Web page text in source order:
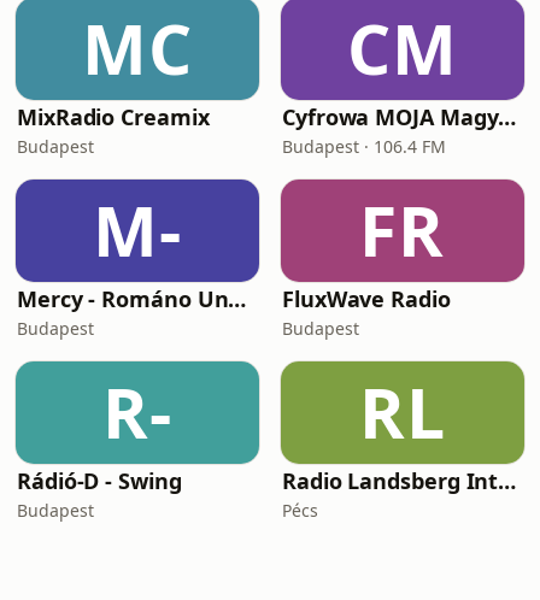
MC
MixRadio Creamix
Budapest
CM
Cyfrowa MOJA Magyarország
Budapest · 106.4 FM
M-
Mercy - Románo Ungriko Rádiovo (autentikus)
Budapest
FR
FluxWave Radio
Budapest
R-
Rádió-D - Swing
Budapest
RL
Radio Landsberg International
Pécs